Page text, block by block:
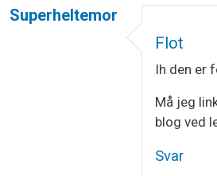
Superheltemor
Flot
Ih den er
Må jeg
blog ved
Svar